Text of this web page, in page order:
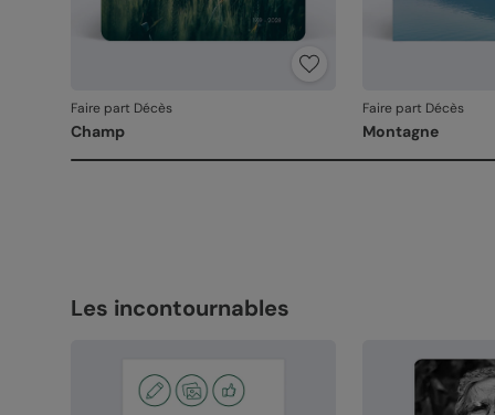
Faire part Décès
Champ
Faire part Décès
Montagne
Les incontournables